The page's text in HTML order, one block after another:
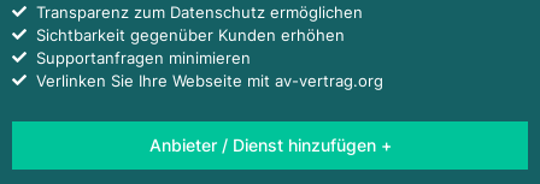
Transparenz zum Datenschutz ermöglichen
Sichtbarkeit gegenüber Kunden erhöhen
Supportanfragen minimieren
Verlinken Sie Ihre Webseite mit av-vertrag.org
Anbieter / Dienst hinzufügen +